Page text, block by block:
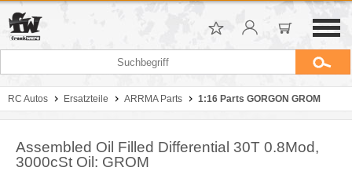
RC Autos Ersatzteile ARRMA Parts 1:16 Parts GORGON GROM
Assembled Oil Filled Differential 30T 0.8Mod,
3000cSt Oil: GROM